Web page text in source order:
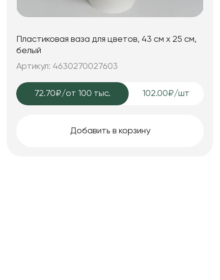
Пластиковая ваза для цветов, 43 см х 25 см,
белый
Артикул: 4630270027603
72.70₽/от 100 тыс. 102.00₽/шт
Добавить в корзину